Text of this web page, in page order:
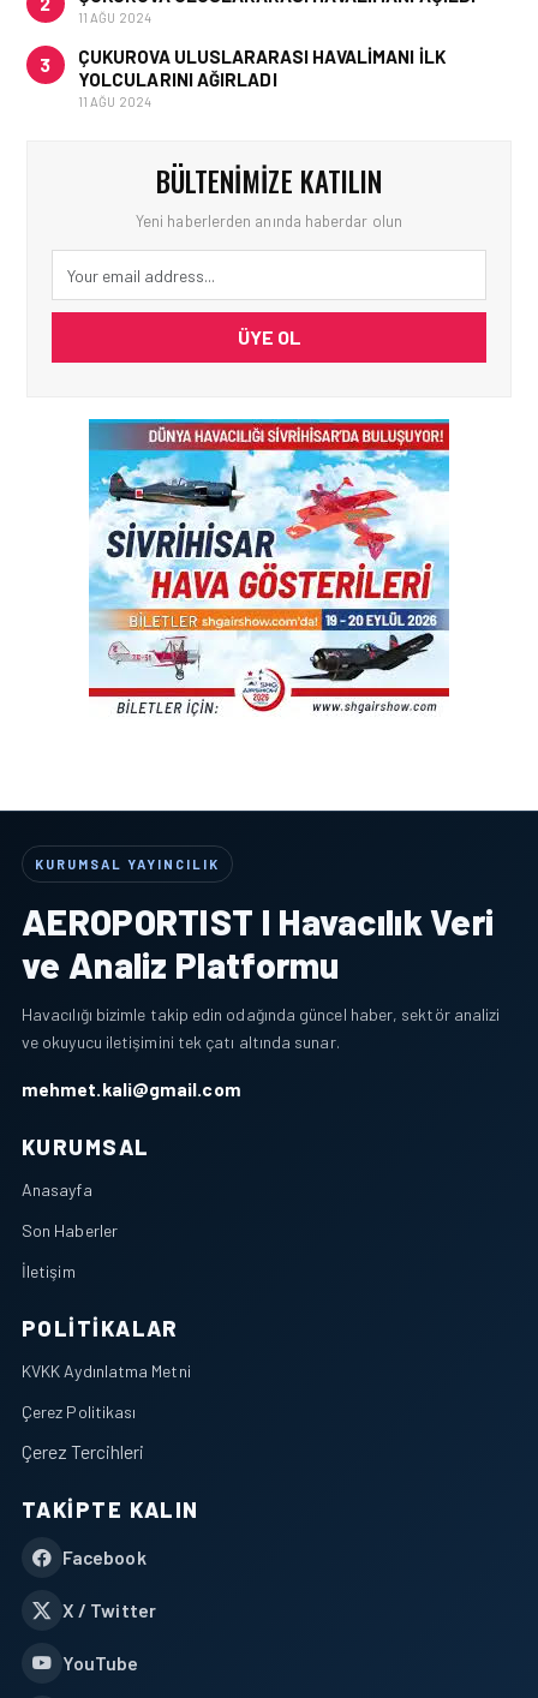
11 AĞU 2024
3
ÇUKUROVA ULUSLARARASI HAVALIMANI İLK
YOLCULARINI AĞIRLADI
11 AĞU 2024
BÜLTENIMIZE KATILIN
Yeni haberlerden anında haberdar olun
ÜYE OL
KURUMSAL YAYINCILIK
AEROPORTIST I Havacılık Veri
ve Analiz Platformu
Havacılığı bizimle takip edin odağında güncel haber, sektör analizi
ve okuyucu iletişimini tek çatı altında sunar.
mehmet.kali@gmail.com
KURUMSAL
Anasayfa
Son Haberler
İletişim
POLITIKALAR
KVKK Aydınlatma Metni
Çerez Politikası
Çerez Tercihleri
TAKIPTE KALIN
Facebook
X / Twitter
YouTube